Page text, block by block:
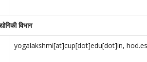
विभाग
yogalakshmi[at]cup[dot]edu[dot]in,